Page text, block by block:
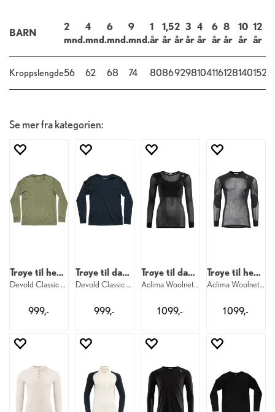
BARN
2
mnd.
4
mnd.
6
mnd.
9
mnd.
1
år
1,5
år
2
år
3
år
4
år
6
år
8
år
10
år
12
år
Kroppslengde56 62 68 74 80869298104116128140152
Se mer fra kategorien:
Trøye til herre
Devold Classic LS M 404
999,-
Trøye til dame
Devold Classic LS W 284
999,-
Trøye til dame
Aclima Woolnet Original Crew W 123
1 099,-
Trøye til herre
Aclima Woolnet Original Crew M 123
1 099,-